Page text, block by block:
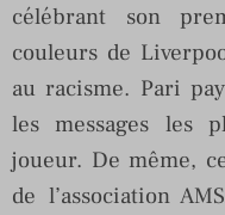
célébrant son
couleurs de
au racisme. Pari
les messages les
joueur. De même,
de l’association